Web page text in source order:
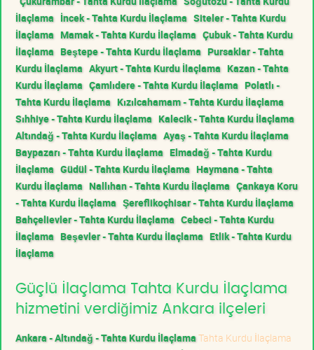
İlaçlama İncek - Tahta Kurdu İlaçlama Siteler - Tahta Kurdu
İlaçlama Mamak - Tahta Kurdu İlaçlama Çubuk - Tahta Kurdu
İlaçlama Beştepe - Tahta Kurdu İlaçlama Pursaklar - Tahta
Kurdu İlaçlama Akyurt - Tahta Kurdu İlaçlama Kazan - Tahta
Kurdu İlaçlama Çamlıdere - Tahta Kurdu İlaçlama Polatlı -
Tahta Kurdu İlaçlama Kızılcahamam - Tahta Kurdu İlaçlama
Sıhhiye - Tahta Kurdu İlaçlama Kalecik - Tahta Kurdu İlaçlama
Altındağ - Tahta Kurdu İlaçlama Ayaş - Tahta Kurdu İlaçlama
Baypazarı - Tahta Kurdu İlaçlama Elmadağ - Tahta Kurdu
İlaçlama Güdül - Tahta Kurdu İlaçlama Haymana - Tahta
Kurdu İlaçlama Nallıhan - Tahta Kurdu İlaçlama Çankaya Koru
- Tahta Kurdu İlaçlama Şereflikoçhisar - Tahta Kurdu İlaçlama
Bahçelievler - Tahta Kurdu İlaçlama Cebeci - Tahta Kurdu
İlaçlama Beşevler - Tahta Kurdu İlaçlama Etlik - Tahta Kurdu
İlaçlama
Güçlü İlaçlama Tahta Kurdu İlaçlama
hizmetini verdiğimiz Ankara ilçeleri
Ankara - Altındağ - Tahta Kurdu İlaçlamaTahta Kurdu İlaçlama